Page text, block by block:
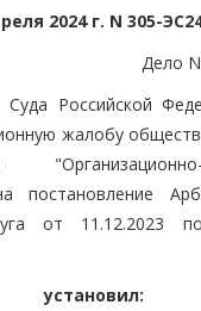
2024 г. N 305-
Дело
Суда Российской
жалобу
"Организационно-
постановление
от 11.12.2023
установил: